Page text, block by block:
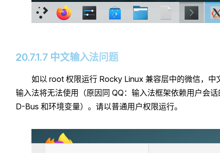
20.7.1.7 中文输入法问题
如以 root 权限运行 Rocky Linux 兼容层中的微信，中
输入法将无法使用（原因同 QQ：输入法框架依赖用户会话
D-Bus 和环境变量）。请以普通用户权限运行。